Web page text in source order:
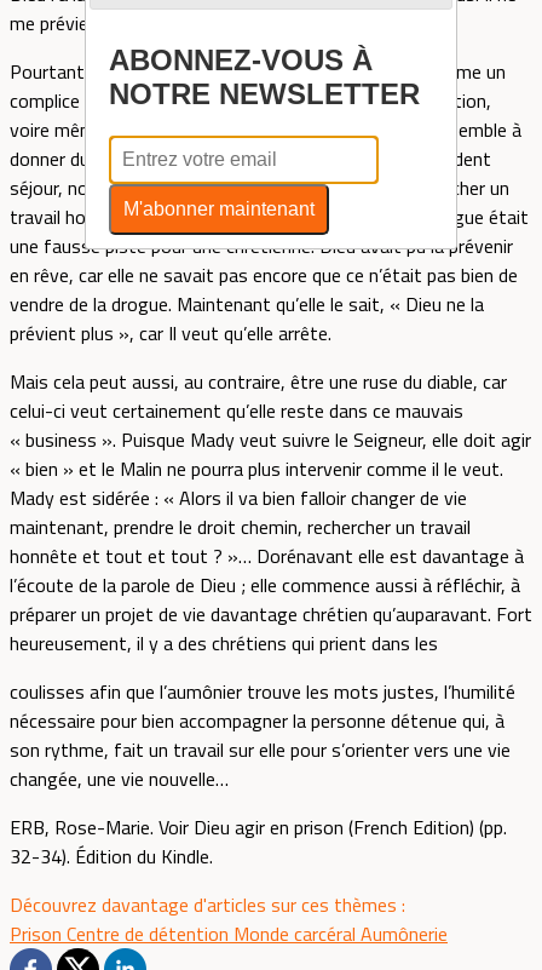
me prévient plus par un rêve quand viennent les flics.
Pourtant, dans le passé, Il le faisait ». Dieu est vu comme un
complice qui vous lâche ! J’ai pris la mesure de sa déception,
voire même de sa colère. Nous avons alors cherché ensemble à
donner du sens à ce changement, car lors de son précédent
séjour, nous avions déjà évoqué la possibilité de rechercher un
travail honnête, considérant que le « business » de drogue était
une fausse piste pour une chrétienne. Dieu avait pu la prévenir
en rêve, car elle ne savait pas encore que ce n’était pas bien de
vendre de la drogue. Maintenant qu’elle le sait, « Dieu ne la
prévient plus », car Il veut qu’elle arrête.
Mais cela peut aussi, au contraire, être une ruse du diable, car
celui-ci veut certainement qu’elle reste dans ce mauvais
« business ». Puisque Mady veut suivre le Seigneur, elle doit agir
« bien » et le Malin ne pourra plus intervenir comme il le veut.
Mady est sidérée : « Alors il va bien falloir changer de vie
maintenant, prendre le droit chemin, rechercher un travail
honnête et tout et tout ? »… Dorénavant elle est davantage à
l’écoute de la parole de Dieu ; elle commence aussi à réfléchir, à
préparer un projet de vie davantage chrétien qu’auparavant. Fort
heureusement, il y a des chrétiens qui prient dans les
coulisses afin que l’aumônier trouve les mots justes, l’humilité
nécessaire pour bien accompagner la personne détenue qui, à
son rythme, fait un travail sur elle pour s’orienter vers une vie
changée, une vie nouvelle…
ERB, Rose-Marie. Voir Dieu agir en prison (French Edition) (pp.
32-34). Édition du Kindle.
Découvrez davantage d'articles sur ces thèmes :
Prison Centre de détention Monde carcéral Aumônerie
ABONNEZ-VOUS À
NOTRE NEWSLETTER
M'abonner maintenant